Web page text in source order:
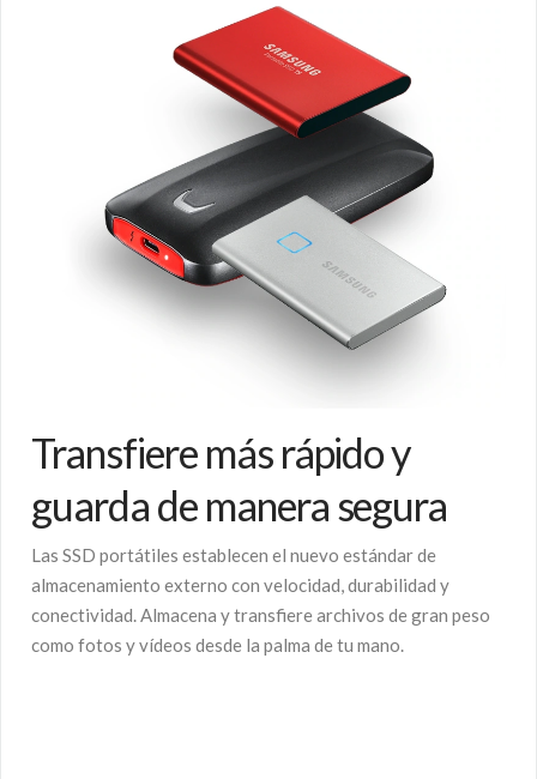
Transfiere más rápido y
guarda de manera segura
Las SSD portátiles establecen el nuevo estándar de
almacenamiento externo con velocidad, durabilidad y
conectividad. Almacena y transfiere archivos de gran peso
como fotos y vídeos desde la palma de tu mano.